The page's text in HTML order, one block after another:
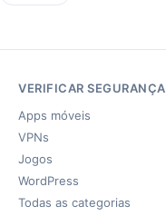
VERIFICAR SEGURANÇA
Apps móveis
VPNs
Jogos
WordPress
Todas as categorias